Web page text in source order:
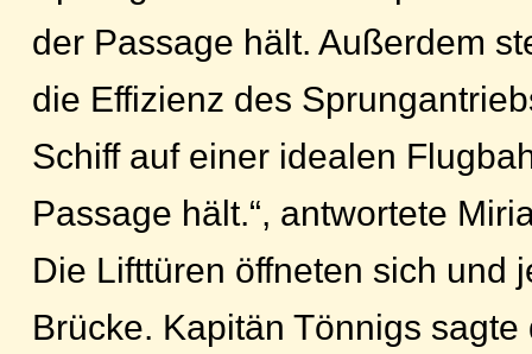
der Passage hält. Außerdem
die Effizienz des
Schiff auf einer idealen
Passage hält.“, antwortete
Die Lifttüren öffneten sich und
Brücke. Kapitän Tönnigs sagte